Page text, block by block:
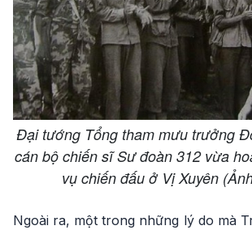
Đại tướng Tổng tham mưu trưởng
cán bộ chiến sĩ Sư đoàn 312 vừa
vụ chiến đấu ở Vị Xuyên
Ngoài ra, một trong những lý do mà